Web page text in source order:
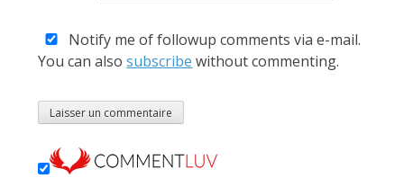
Notify me of followup comments via e-mail.
You can alsosubscribe without commenting.